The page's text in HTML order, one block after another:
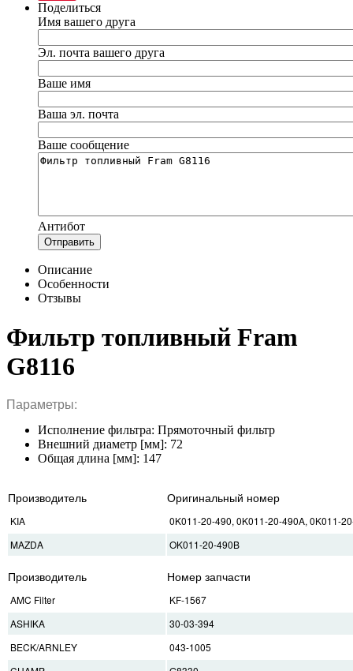
Поделиться
Имя вашего друга
Эл. почта вашего друга
Ваше имя
Ваша эл. почта
Ваше сообщение
Антибот
Отправить
Описание
Особенности
Отзывы
Фильтр топливный Fram
G8116
Параметры:
Исполнение фильтра: Прямоточный фильтр
Внешний диаметр [мм]: 72
Общая длина [мм]: 147
Производитель Оригинальный номер
KIA
0K011-20-490, 0K011-20-490A, 0K011-
MAZDA
OK011-20-490B
Производитель Номер запчасти
AMC Filter
KF-1567
ASHIKA
30-03-394
BECK/ARNLEY
043-1005